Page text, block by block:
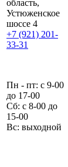
область,
Устюженское
шоссе 4
+7 (921) 201-
33-31
Пн - пт: с 9-00
до 17-00
Сб: с 8-00 до
15-00
Вс: выходной